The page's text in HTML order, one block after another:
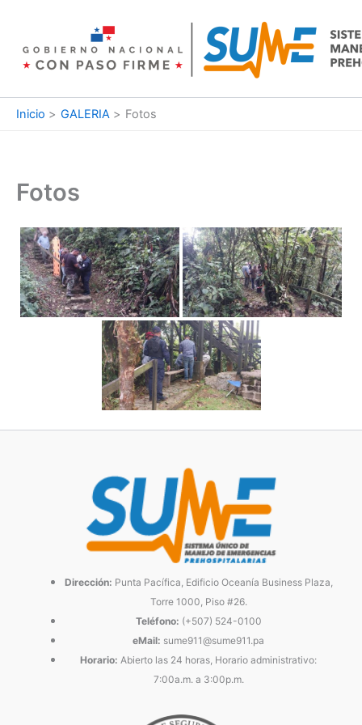
contenido
Inicio GALERIA Fotos
Fotos
Dirección: Punta Pacífica, Edificio Oceanía Business Plaza,
Torre 1000, Piso #26.
Teléfono: (+507) 524-0100
eMail: sume911@sume911.pa
Horario: Abierto las 24 horas, Horario administrativo:
7:00a.m. a 3:00p.m.